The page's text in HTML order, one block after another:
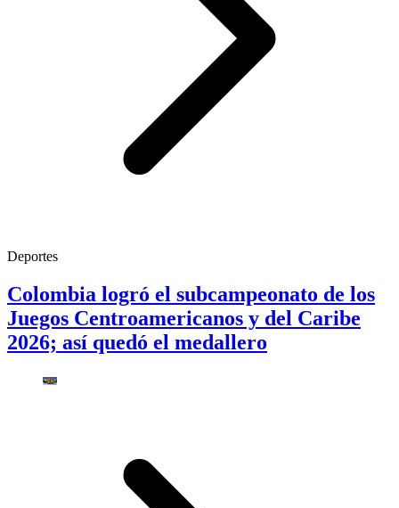
Deportes
Colombia logró el subcampeonato de los
Juegos Centroamericanos y del Caribe
2026; así quedó el medallero